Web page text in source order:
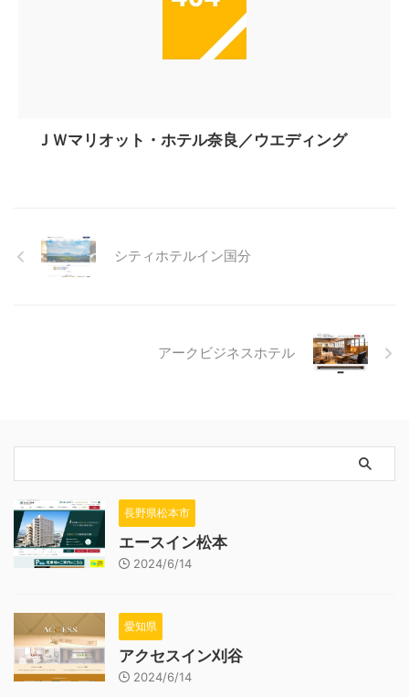
ＪＷマリオット・ホテル奈良／ウエディング
シティホテルイン国分
アークビジネスホテル
長野県松本市
エースイン松本
2024/6/14
愛知県
アクセスイン刈谷
2024/6/14